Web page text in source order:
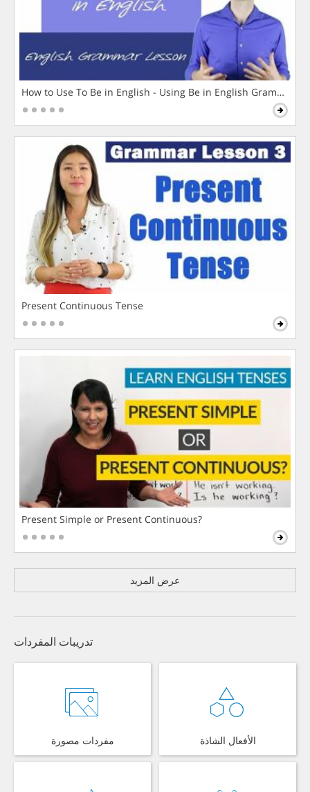
How to Use To Be in English - Using Be in English Grammar
Present Continuous Tense
Present Simple or Present Continuous?
عرض المزيد
تدريبات المفردات
مفردات مصورة الأفعال الشاذة